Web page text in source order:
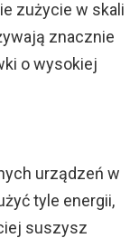
zużycie w skali
znacznie
o wysokiej
urządzeń w
tyle energii,
suszysz